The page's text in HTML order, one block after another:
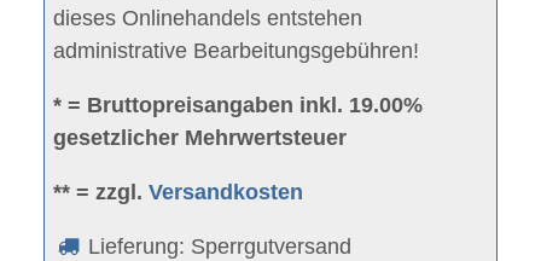
dieses Onlinehandels entstehen
administrative Bearbeitungsgebühren!
* = Bruttopreisangaben inkl. 19.00%
gesetzlicher Mehrwertsteuer
** = zzgl.Versandkosten
Lieferung: Sperrgutversand